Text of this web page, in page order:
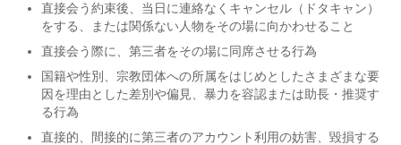
直接会う約束後、当日に連絡なくキャンセル（ドタキャン）
をする、または関係ない人物をその場に向かわせること
直接会う際に、第三者をその場に同席させる行為
国籍や性別、宗教団体への所属をはじめとしたさまざまな要
因を理由とした差別や偏見、暴力を容認または助長・推奨す
る行為
直接的、間接的に第三者のアカウント利用の妨害、毀損する